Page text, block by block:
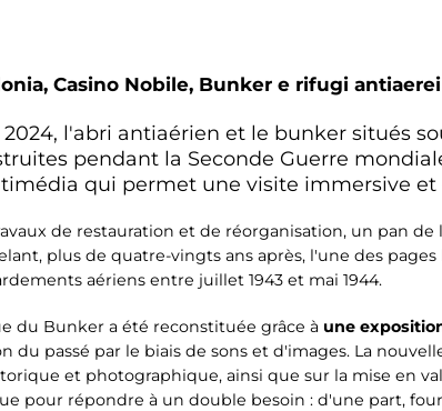
Casino Nobile, Bunker e rifugi antiaerei
l'abri antiaérien et le bunker situés
pendant la Seconde Guerre
qui permet une visite immersive et
de restauration et de réorganisation, un pan de
plus de quatre-vingts ans après, l'une des
aériens entre juillet 1943 et mai 1944.
du Bunker a été reconstituée grâce à une
du passé par le biais de sons et d'images. La
et photographique, ainsi que sur la mise en
pour répondre à un double besoin : d'une part,